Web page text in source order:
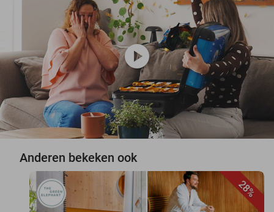
play_circle
Anderen bekeken ook
28%